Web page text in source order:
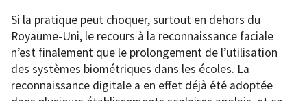
Si la pratique peut choquer, surtout en dehors du
Royaume-Uni, le recours à la reconnaissance faciale
n’est finalement que le prolongement de l’utilisation
des systèmes biométriques dans les écoles. La
reconnaissance digitale a en effet déjà été adoptée